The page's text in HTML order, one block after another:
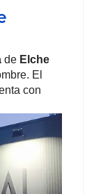
de Elche
El
con